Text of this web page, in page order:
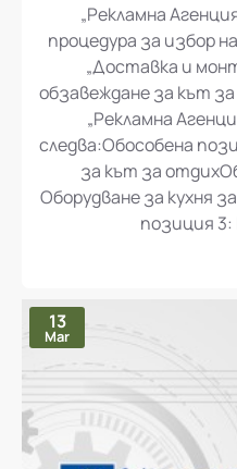
„Рекламна
процедура за избор
„Доставка и
обзавеждане за кът
„Рекламна
следва:Обособена
за кът за
Оборудване за кухня
позиция
13
Mar